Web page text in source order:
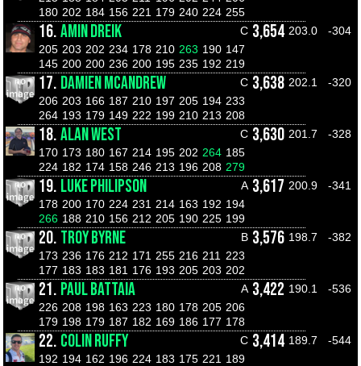
180 202 184 156 221 179 240 224 255
16.AMIN DREIK C 3,654 203.0
-304
205 203 202 234 178 210 263 190 147
145 200 200 236 200 195 235 192 219
17. DAMIEN MCANDREW C 3,638 202.1
-320
206 203 166 187 210 197 205 194 233
264 193 179 149 222 199 210 213 208
18.ALAN WEST C 3,630 201.7
-328
170 173 180 167 214 195 202 264 185
224 182 174 158 246 213 196 208 279
19. LUKE PHILIPSON A 3,617 200.9
-341
178 200 170 224 231 214 163 192 194
266 188 210 156 212 205 190 225 199
20. TROY BYRNE B 3,576 198.7
-382
173 236 176 212 171 255 216 211
223
177 183 183 181 176 193 205 203 202
21. PAUL BATTAIA A 3,422 190.1
-536
226 208 198 163 223 180 178 205 206
179 198 179 187 182 169 186 177 178
22. COLIN RUFFY C 3,414 189.7
-544
192 194 162 196 224 183 175 221 189